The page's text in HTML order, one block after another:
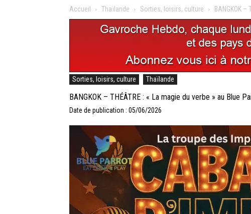
Accueil Thaïlande Sorties, loisirs, culture BANGKOK
Sorties, loisirs, culture Thaïlande
BANGKOK – THÉÂTRE : « La magie du verbe » au Blue
Date de publication : 05/06/2026